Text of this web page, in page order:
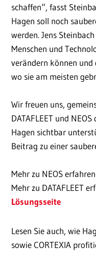
schaffen“, fasst
Hagen soll noch
werden. Jens
Menschen und
verändern können
wo sie am meisten
Wir freuen uns,
DATAFLEET und
Hagen sichtbar
Beitrag zu einer
Mehr zu NEOS
Mehr zu DATAFLEET
Lösungsseite
Lesen Sie auch, wie
sowie CORTEXIA